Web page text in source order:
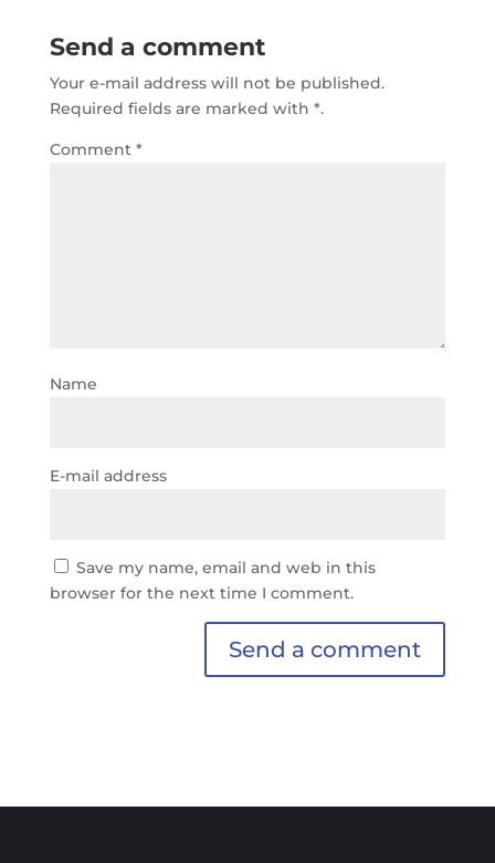
b
o
o
k
r
A
p
p
dI
n
Send a comment
Your e-mail address will not be published.
Required fields are marked with *.
Comment *
Name
E-mail address
Save my name, email and web in this
browser for the next time I comment.